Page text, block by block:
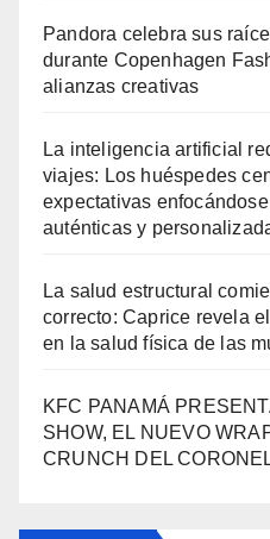
Pandora celebra sus
durante Copenhagen
alianzas creativas
La inteligencia artificial
viajes: Los huéspedes
expectativas
auténticas y
La salud estructural
correcto: Caprice revela
en la salud física de las
KFC PANAMÁ
SHOW, EL NUEVO
CRUNCH DEL